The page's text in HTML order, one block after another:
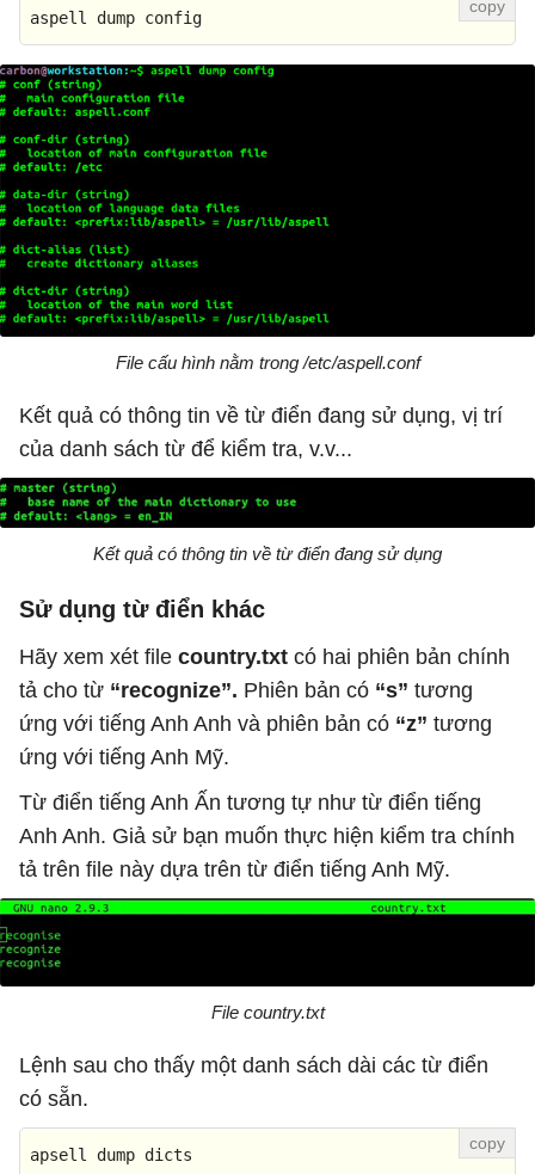
aspell dump config
File cấu hình nằm trong /etc/aspell.conf
Kết quả có thông tin về từ điển đang sử dụng, vị trí
của danh sách từ để kiểm tra, v.v...
Kết quả có thông tin về từ điển đang sử dụng
Sử dụng từ điển khác
Hãy xem xét file country.txt có hai phiên bản chính
tả cho từ “recognize”. Phiên bản có “s” tương
ứng với tiếng Anh Anh và phiên bản có “z” tương
ứng với tiếng Anh Mỹ.
Từ điển tiếng Anh Ấn tương tự như từ điển tiếng
Anh Anh. Giả sử bạn muốn thực hiện kiểm tra chính
tả trên file này dựa trên từ điển tiếng Anh Mỹ.
File country.txt
Lệnh sau cho thấy một danh sách dài các từ điển
có sẵn.
apsell dump dicts